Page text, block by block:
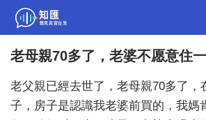
老母親70多了，老婆不愿意住
老父親已經去世了，老母親70多了，
子，房子是認識我老婆前買的，我媽
問答
綜合問題 婚姻情感 職場